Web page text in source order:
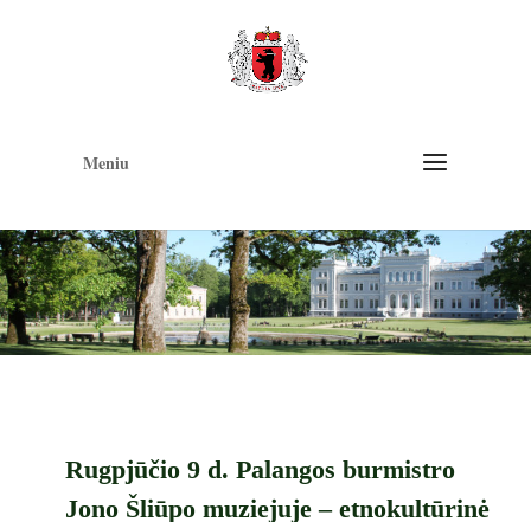
Meniu
Rugpjūčio 9 d. Palangos burmistro
Jono Šliūpo muziejuje – etnokultūrinė